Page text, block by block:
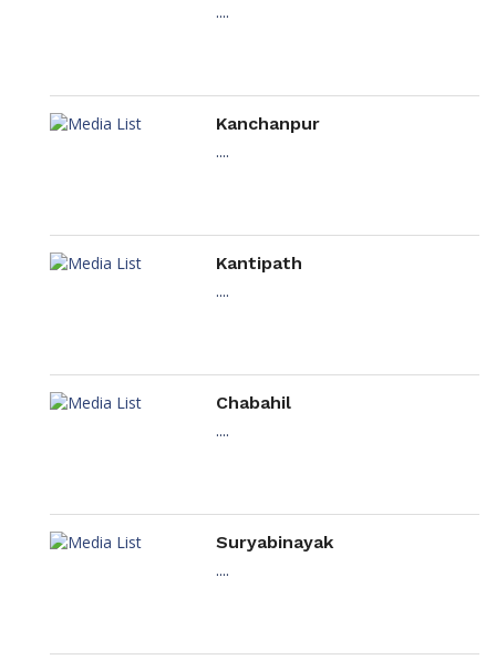
....
Kanchanpur
....
Kantipath
....
Chabahil
....
Suryabinayak
....